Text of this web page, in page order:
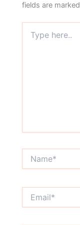
fields are marked
here..